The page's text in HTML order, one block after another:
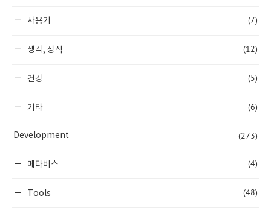
사용기 (7)
생각, 상식 (12)
건강 (5)
기타 (6)
Development (273)
메타버스 (4)
Tools (48)